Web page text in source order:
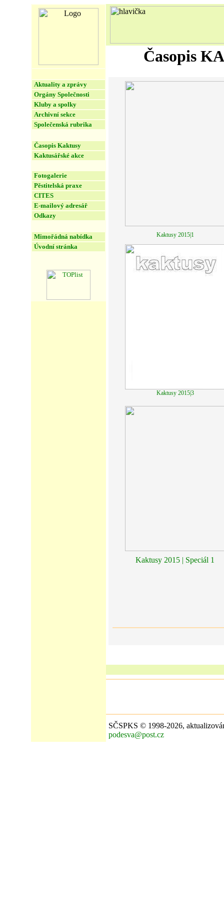
Aktuality a zprávy
Orgány Společnosti
Kluby a spolky
Archivní sekce
Společenská rubrika
Časopis Kaktusy
Kaktusářské akce
Fotogalerie
Pěstitelská praxe
CITES
E-mailový adresář
Odkazy
Mimořádná nabídka
Úvodní stránka
Časopis
Kaktusy 2015|1
Kaktusy 2015|3
Kaktusy 2015 | Speciál 1
SČSPKS © 1998-2026,
podesva@post.cz